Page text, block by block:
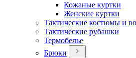
Кожаные куртки
Женские куртки
Тактические костюмы и
Тактические рубашки
Термобелье
Брюки